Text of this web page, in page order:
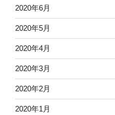
2020年6月
2020年5月
2020年4月
2020年3月
2020年2月
2020年1月